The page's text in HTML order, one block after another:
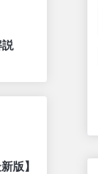
説
版】